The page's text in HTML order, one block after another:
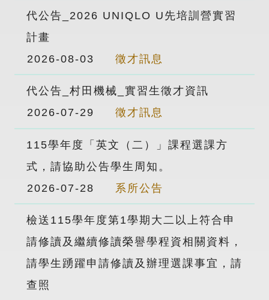
代公告_2026 UNIQLO U先培訓營實習
計畫
徵才訊息
2026-08-03
代公告_村田機械_實習生徵才資訊
徵才訊息
2026-07-29
115學年度「英文（二）」課程選課方
式，請協助公告學生周知。
系所公告
2026-07-28
檢送115學年度第1學期大二以上符合申
請修讀及繼續修讀榮譽學程資相關資料，
請學生踴躍申請修讀及辦理選課事宜，請
查照